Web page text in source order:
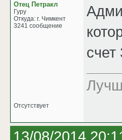
Отец Петракл
Гуру
Откуда: г. Чимкент
3241 сообщение
счет
Отсутствует
13/08/2014